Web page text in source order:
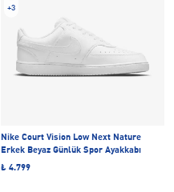
+3
Nike Court Vision Low Next Nature
Erkek Beyaz Günlük Spor Ayakkabı
₺ 4.799